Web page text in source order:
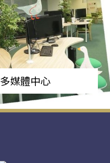
多媒體中心